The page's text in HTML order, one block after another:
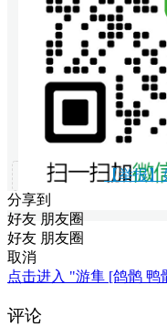
【举报】
分享到
好友 朋友圈
好友 朋友圈
取消
点击进入 "游隼 [鸽鹘 鸭
评论